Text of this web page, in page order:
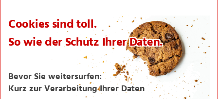
Einkaufsliste
Zahlungsabwicklung
NORMA bei Facebook & Instagram
Barrierefreiheitserklärung
Unternehmen
Über NORMA